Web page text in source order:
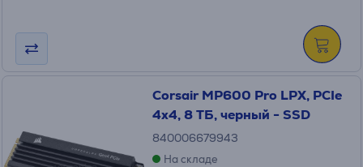
Corsair MP600 Pro LPX, PCIe
4x4, 8 ТБ, черный - SSD
840006679943
На складе